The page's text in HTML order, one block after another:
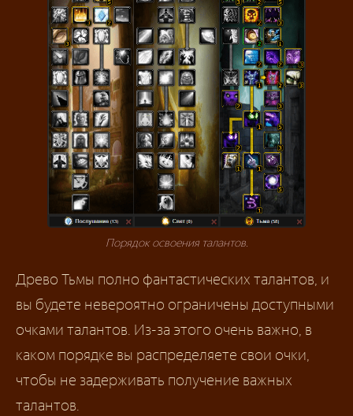
Порядок освоения талантов.
Древо Тьмы полно фантастических талантов, и
вы будете невероятно ограничены доступными
очками талантов. Из-за этого очень важно, в
каком порядке вы распределяете свои очки,
чтобы не задерживать получение важных
талантов.